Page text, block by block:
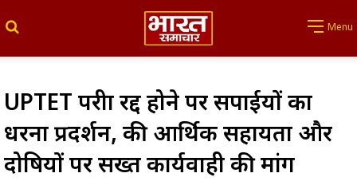
Menu
UPTET परीक्षा रद्द होने पर सपाईयों का
धरना प्रदर्शन, की आर्थिक सहायता और
दोषियों पर सख्त कार्यवाही की मांग